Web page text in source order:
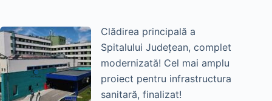
Clădirea principală a
Spitalului Județean, complet
modernizată! Cel mai amplu
proiect pentru infrastructura
sanitară, finalizat!